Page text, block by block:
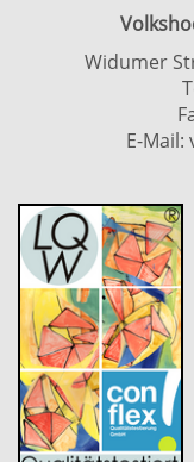
Widumer
E-Mail: